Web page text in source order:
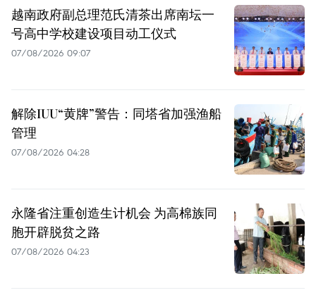
越南政府副总理范氏清茶出席南坛一
号高中学校建设项目动工仪式
07/08/2026 09:07
解除IUU“黄牌”警告：同塔省加强渔船
管理
07/08/2026 04:28
永隆省注重创造生计机会 为高棉族同
胞开辟脱贫之路
07/08/2026 04:23